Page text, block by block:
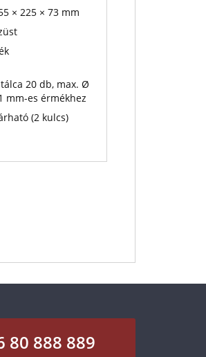
× 225 × 73 mm
20 db, max. Ø
mm-es érmékhez
(2 kulcs)
80 888 889